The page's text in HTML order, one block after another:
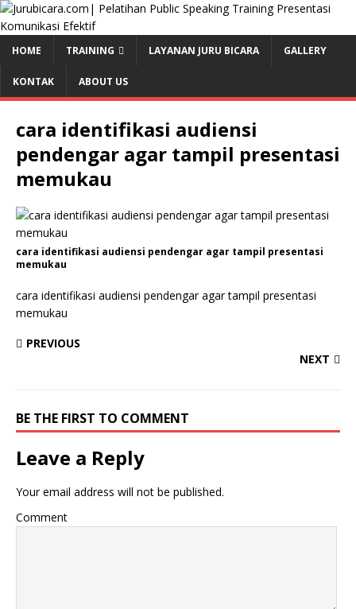
HOME TRAINING LAYANAN JURU BICARA GALLERY
KONTAK ABOUT US
cara identifikasi audiensi
pendengar agar tampil presentasi
memukau
cara identifikasi audiensi pendengar agar tampil presentasi
memukau
cara identifikasi audiensi pendengar agar tampil presentasi
memukau
PREVIOUS
NEXT
BE THE FIRST TO COMMENT
Leave a Reply
Your email address will not be published.
Comment